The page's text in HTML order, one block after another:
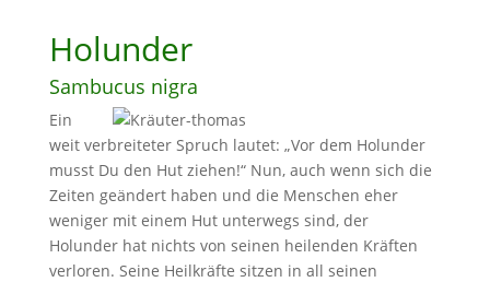
Holunder
Sambucus nigra
Ein
weit verbreiteter Spruch lautet: „Vor dem Holunder
musst Du den Hut ziehen!“ Nun, auch wenn sich die
Zeiten geändert haben und die Menschen eher
weniger mit einem Hut unterwegs sind, der
Holunder hat nichts von seinen heilenden Kräften
verloren. Seine Heilkräfte sitzen in all seinen